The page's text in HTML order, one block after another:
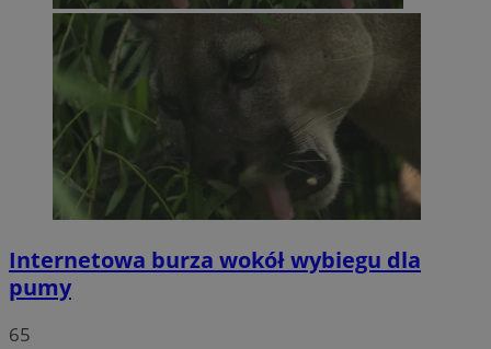
Internetowa burza wokół wybiegu dla
pumy
65